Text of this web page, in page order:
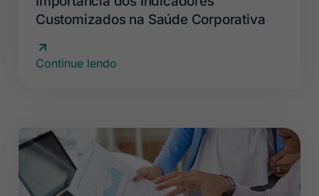
Customizados na Saúde Corporativa
Continue lendo